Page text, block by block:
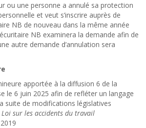
ou une personne a annulé sa protection
et veut s’inscrire auprès de
NB de nouveau dans la même année
NB examinera la demande afin de
autre demande d’annulation sera
apportée à la diffusion 6 de la
le 6 juin 2025 afin de refléter un langage
suite de modifications législatives
Loi sur les accidents du travail